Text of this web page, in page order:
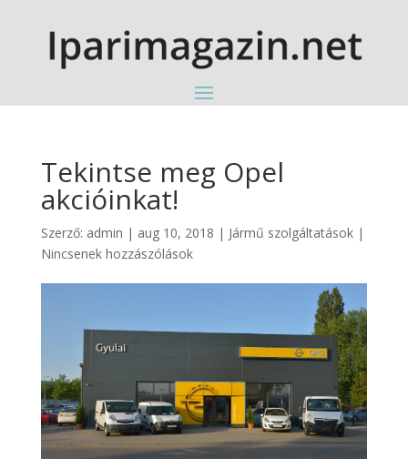
Tekintse meg Opel
akcióinkat!
Szerző: admin | aug 10, 2018 | Jármű szolgáltatások|
Nincsenek hozzászólások